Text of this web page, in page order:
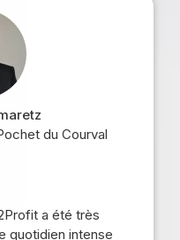
du Courval
a été très
quotidien intense